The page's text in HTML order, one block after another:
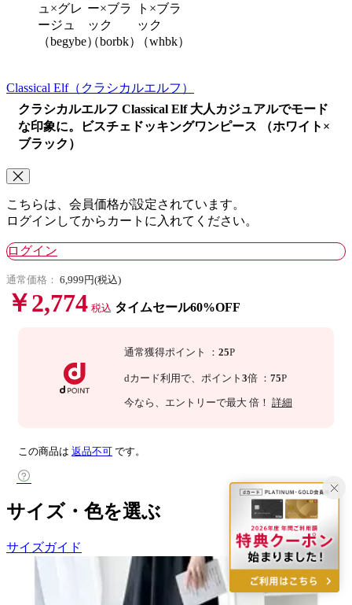
ュ×グレ
ージュ
（begybe）
ー×ブラ
ック
（borbk）
ト×ブラ
ック
（whbk）
Classical Elf（クラシカルエルフ）
クラシカルエルフ Classical Elf 大人カジュアルでモード
な印象に。ビスチェドッキングワンピース （ホワイト×
ブラック）
こちらは、会員価格が設定されています。
ログインしてからカートに入れてください。
ログイン
通常価格： 6,999円(税込)
￥2,774 税込 タイムセール60%OFF
通常獲得ポイント ： 25P
dカード利用で、 ポイント 3倍 ： 75P
今なら 、エントリーで最大 倍！ 詳細
この商品は 返品不可 です。
サイズ・色を選ぶ
サイズガイド